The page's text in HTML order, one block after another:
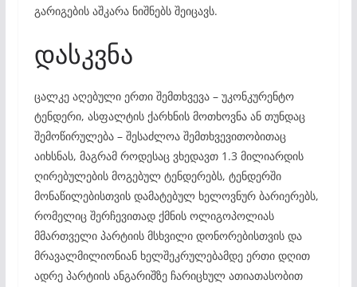
გარიგების აშკარა ნიშნებს შეიცავს.
დასკვნა
ცალკე აღებული ერთი შემთხვევა – უკონკურენტო
ტენდერი, ასფალტის ქარხნის მოთხოვნა ან თუნდაც
შემოწირულება – შესაძლოა შემთხვევითობითაც
აიხსნას, მაგრამ როდესაც ვხედავთ 1.3 მილიარდის
ღირებულების მოგებულ ტენდერებს, ტენდერში
მონაწილებისთვის დამატებულ ხელოვნურ ბარიერებს,
რომელიც შერჩევითად ქმნის ოლიგოპოლიას
მმართველი პარტიის მსხვილი დონორებისთვის და
მრავალმილიონიან ხელშეკრულებამდე ერთი დღით
ადრე პარტიის ანგარიშზე ჩარიცხულ ათიათასობით